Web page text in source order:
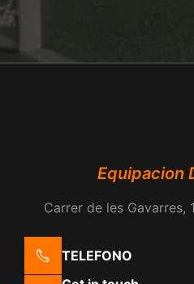
Equipacion
Carrer de les Gavarres,
TELEFONO